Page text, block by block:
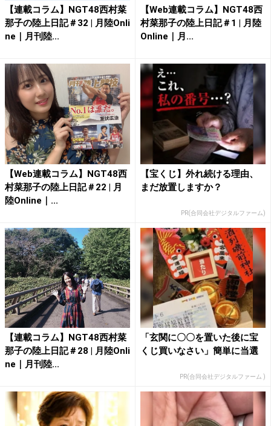
【連載コラム】NGT48西村菜
那子の陸上日記＃32 | 月陸Onli
ne｜月刊陸...
【Web連載コラム】NGT48西
村菜那子の陸上日記＃1 | 月陸
Online｜月...
【Web連載コラム】NGT48西
村菜那子の陸上日記＃22 | 月
陸Online｜...
【宝くじ】外れ続ける理由、
まだ放置しますか？
PR(合同会社デジタルファーム)
【連載コラム】NGT48西村菜
那子の陸上日記＃28 | 月陸Onli
ne｜月刊陸...
「玄関に〇〇を置いた後に宝
くじ買いなさい」簡単に当選
PR(合同会社デジタルファーム )